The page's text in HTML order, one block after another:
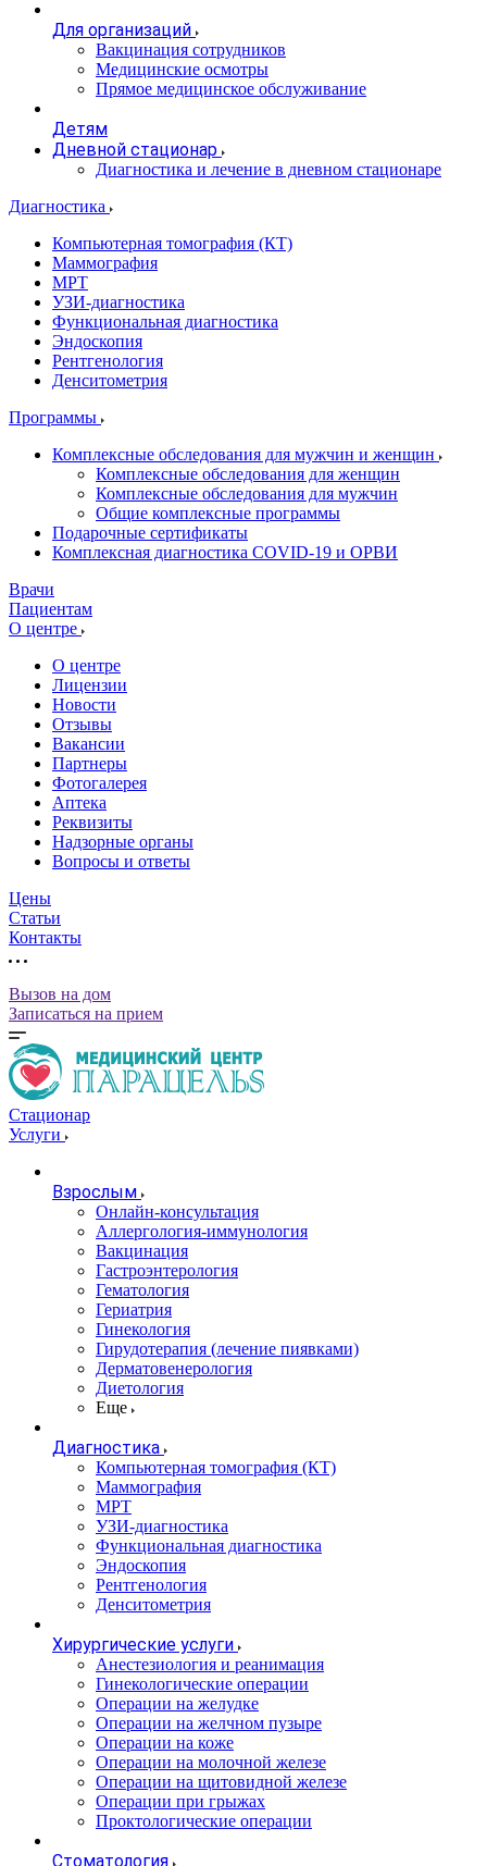
Для организаций
Вакцинация сотрудников
Медицинские осмотры
Прямое медицинское обслуживание
Детям
Дневной стационар
Диагностика и лечение в дневном стационаре
Диагностика
Компьютерная томография (КТ)
Маммография
МРТ
УЗИ-диагностика
Функциональная диагностика
Эндоскопия
Рентгенология
Денситометрия
Программы
Комплексные обследования для мужчин и женщин
Комплексные обследования для женщин
Комплексные обследования для мужчин
Общие комплексные программы
Подарочные сертификаты
Комплексная диагностика COVID-19 и ОРВИ
Врачи
Пациентам
О центре
О центре
Лицензии
Новости
Отзывы
Вакансии
Партнеры
Фотогалерея
Аптека
Реквизиты
Надзорные органы
Вопросы и ответы
Цены
Статьи
Контакты
Вызов на дом
Записаться на прием
Стационар
Услуги
Взрослым
Онлайн-консультация
Аллергология-иммунология
Вакцинация
Гастроэнтерология
Гематология
Гериатрия
Гинекология
Гирудотерапия (лечение пиявками)
Дерматовенерология
Диетология
Еще
Диагностика
Компьютерная томография (КТ)
Маммография
МРТ
УЗИ-диагностика
Функциональная диагностика
Эндоскопия
Рентгенология
Денситометрия
Хирургические услуги
Анестезиология и реанимация
Гинекологические операции
Операции на желудке
Операции на желчном пузыре
Операции на коже
Операции на молочной железе
Операции на щитовидной железе
Операции при грыжах
Проктологические операции
Стоматология